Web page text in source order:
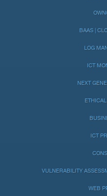
BAAS |
LOG
ICT
NEXT
ICT
VULNERABILITY
WEB